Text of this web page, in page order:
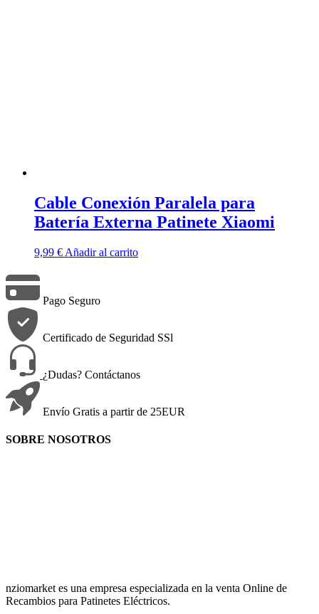
Cable Conexión Paralela para
Batería Externa Patinete Xiaomi
9,99 € Añadir al carrito
Pago Seguro
Certificado de Seguridad SSl
¿Dudas? Contáctanos
Envío Gratis a partir de 25EUR
SOBRE NOSOTROS
nziomarket es una empresa especializada en la venta Online de
Recambios para Patinetes Eléctricos.